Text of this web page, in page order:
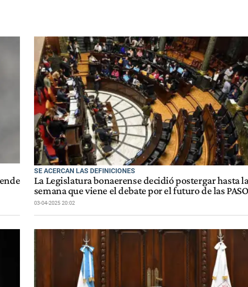
SE ACERCAN LAS DEFINICIONES
La Legislatura bonaerense decidió postergar hasta
semana que viene el debate por el futuro de las PASO
03-04-2025 20:02